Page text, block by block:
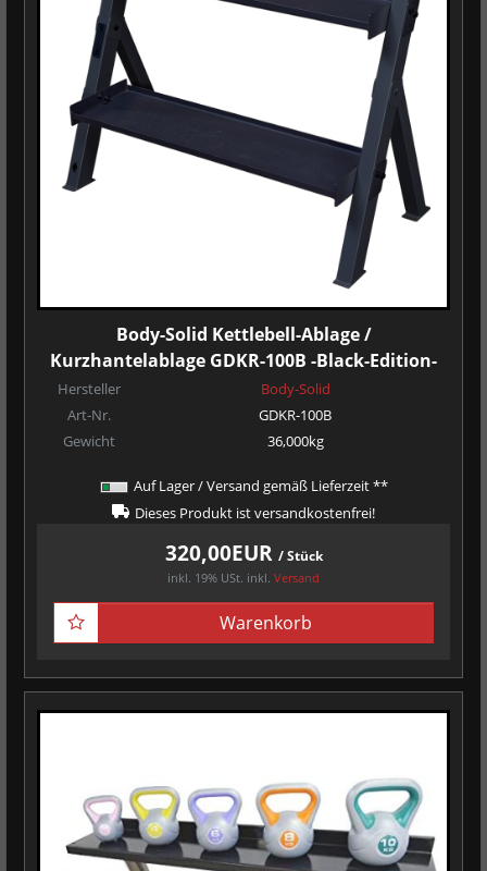
Body-Solid Kettlebell-Ablage /
Kurzhantelablage GDKR-100B -Black-Edition-
Hersteller
Body-Solid
Art-Nr.
GDKR-100B
Gewicht
36,000kg
Auf Lager / Versand gemäß Lieferzeit **
Dieses Produkt ist versandkostenfrei!
320,00EUR / Stück
inkl. 19% USt. inkl. Versand
Warenkorb